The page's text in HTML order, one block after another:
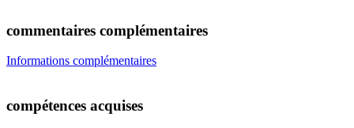
commentaires complémentaires
Informations complémentaires
compétences acquises